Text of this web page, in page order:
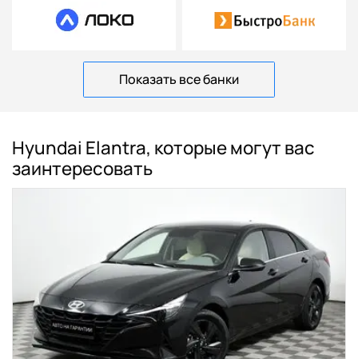
Показать все банки
Hyundai Elantra, которые могут вас
заинтересовать